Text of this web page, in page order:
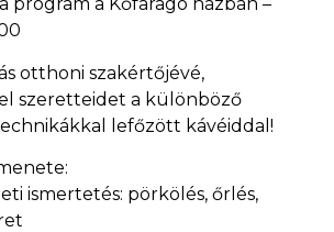
otthoni szakértőjévé,
szeretteidet a különböző
lefőzött kávéiddal!
ismertetés: pörkölés, őrlés,